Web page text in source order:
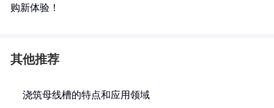
购新体验！
其他推荐
浇筑母线槽的特点和应用领域